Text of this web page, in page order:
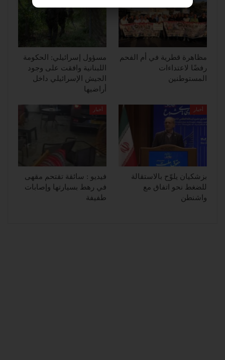
مظاهرة قطرية في أم الفحم
رفضًا لاعتداءات
المستوطنين
مسؤول إسرائيلي: الحكومة
اللبنانية وافقت على وجود
الجيش الإسرائيلي داخل
أراضيها
أخبار
بزشكيان يلوّح بالاستقالة
للضغط نحو اتفاق مع
واشنطن
أخبار
فيديو : سائقة تقتحم مقهى
في رهط بسيارتها وإصابات
طفيفة